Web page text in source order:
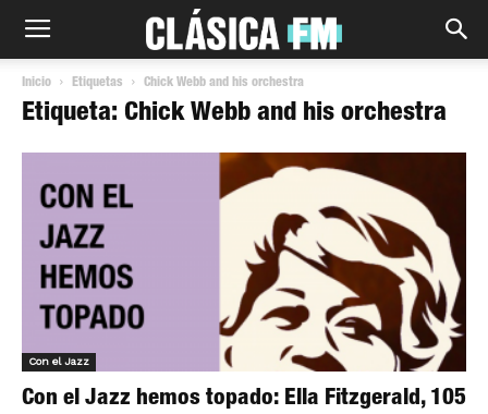
Inicio Etiquetas Chick Webb and his orchestra
Etiqueta: Chick Webb and his orchestra
Con el Jazz
Con el Jazz hemos topado: Ella Fitzgerald, 105